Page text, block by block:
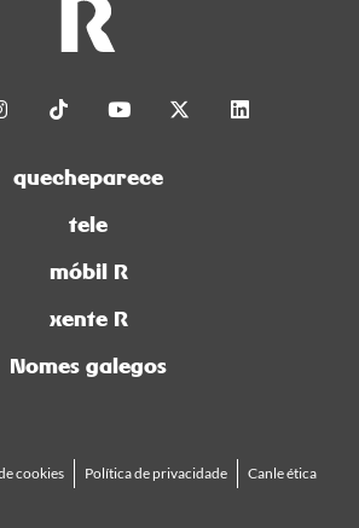
quecheparece
tele
móbil R
xente R
Nomes galegos
cookies Política de privacidade Canle ética